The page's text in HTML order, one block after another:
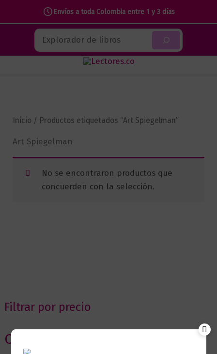
Envíos a toda Colombia entre 1 y 3 días
contenido
Buscar
Filtrar por precio
Categorias
Inicio / Productos etiquetados “Art Spiegelman”
Art Spiegelman
No se encontraron productos que
concuerden con la selección.